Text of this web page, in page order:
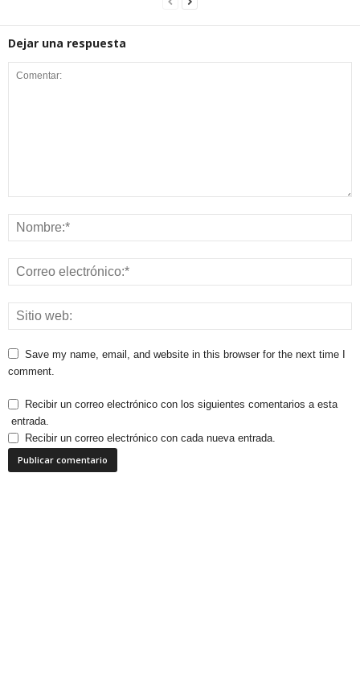
Dejar una respuesta
Save my name, email, and website in this browser for the next time I
comment.
Recibir un correo electrónico con los siguientes comentarios a esta
entrada.
Recibir un correo electrónico con cada nueva entrada.